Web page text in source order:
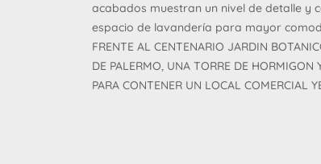
acabados muestran un nivel de detalle y
espacio de lavandería para mayor
FRENTE AL CENTENARIO JARDIN
DE PALERMO, UNA TORRE DE HORMIGON
PARA CONTENER UN LOCAL COMERCIAL